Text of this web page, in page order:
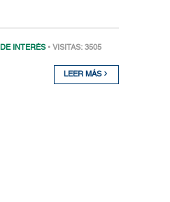
DE INTERÉS • VISITAS: 3505
LEER MÁS